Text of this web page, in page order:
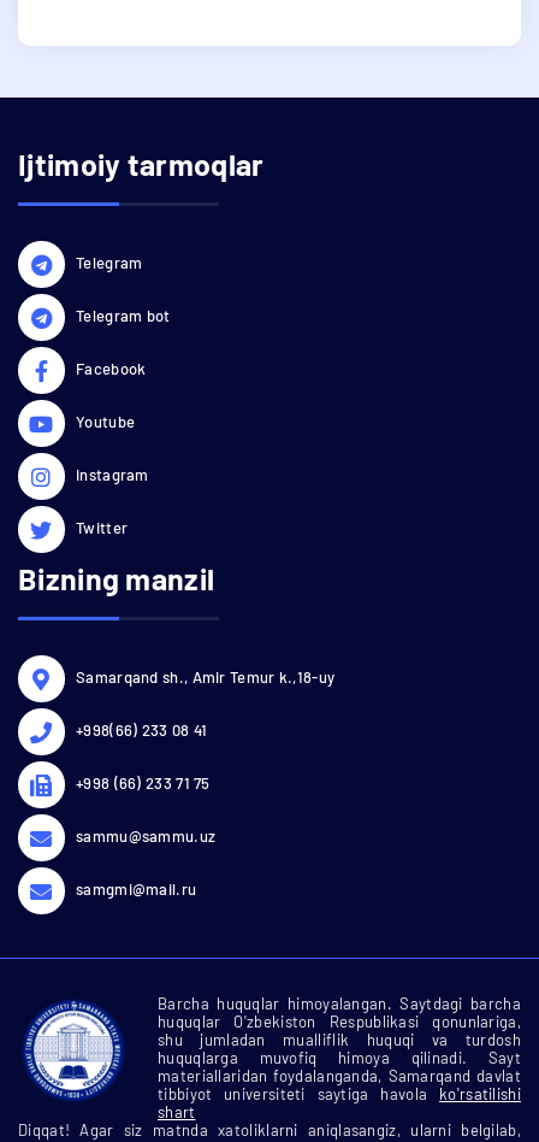
Ijtimoiy tarmoqlar
Telegram
Telegram bot
Facebook
Youtube
Instagram
Twitter
Bizning manzil
Samarqand sh., Amir Temur k.,18-uy
+998(66) 233 08 41
+998 (66) 233 71 75
sammu@sammu.uz
samgmi@mail.ru
Barcha huquqlar himoyalangan. Saytdagi barcha
huquqlar O'zbekiston Respublikasi qonunlariga,
shu jumladan mualliflik huquqi va turdosh
huquqlarga muvofiq himoya qilinadi. Sayt
materiallaridan foydalanganda, Samarqand davlat
tibbiyot universiteti saytiga havola ko'rsatilishi
shart
Diqqat! Agar siz matnda xatoliklarni aniqlasangiz, ularni belgilab,